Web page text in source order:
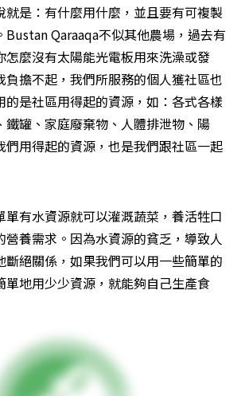
就是：有什麼用什麼，並且要有可複製
Bustan Qaraaqa不似其他農場，過去有
怎麼沒有太陽能光電板用來洗澡或發
負擔不起，我們所服務的個人獲社區也
的是社區用得起的資源，如：各式各樣
鐵罐、家庭廢棄物、人體排泄物、陽
用得起的資源，也是我們跟社區一起
單有水資源就可以灌溉蔬菜，養活牲口
營養需求。因為水資源的貧乏，導致人
斷絕關係，如果我們可以用一些簡單的
單地用少少資源，就能夠自己生產食